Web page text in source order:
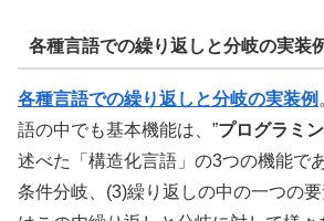
各種言語での繰り返しと分岐の実装
各種言語での繰り返しと分岐の実装例
語の中でも基本機能は、”プログラミ
述べた「構造化言語」の3つの機能で
条件分岐、(3)繰り返しの中の一つの